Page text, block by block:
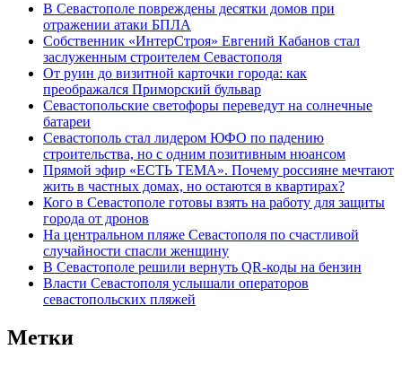
В Севастополе повреждены десятки домов при
отражении атаки БПЛА
Собственник «ИнтерСтроя» Евгений Кабанов стал
заслуженным строителем Севастополя
От руин до визитной карточки города: как
преображался Приморский бульвар
Севастопольские светофоры переведут на солнечные
батареи
Севастополь стал лидером ЮФО по падению
строительства, но с одним позитивным нюансом
Прямой эфир «ЕСТЬ ТЕМА». Почему россияне мечтают
жить в частных домах, но остаются в квартирах?
Кого в Севастополе готовы взять на работу для защиты
города от дронов
На центральном пляже Севастополя по счастливой
случайности спасли женщину
В Севастополе решили вернуть QR-коды на бензин
Власти Севастополя услышали операторов
севастопольских пляжей
Метки